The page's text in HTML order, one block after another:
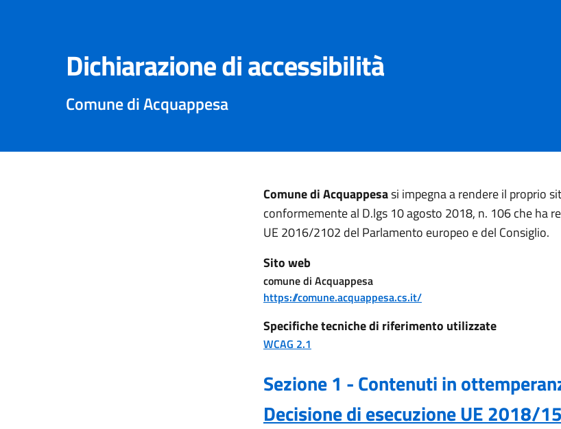
Dichiarazione di accessibilità
Comune di Acquappesa
Comune di Acquappesasi impegna a rendere il proprio
conformemente al D.lgs 10 agosto 2018, n. 106 che ha
UE 2016/2102 del Parlamento europeo e del Consiglio.
Sito web
comune di Acquappesa
https://comune.acquappesa.cs.it/
Specifiche tecniche di riferimento utilizzate
WCAG 2.1
Sezione 1 - Contenuti in
Decisione di esecuzione UE 2018/